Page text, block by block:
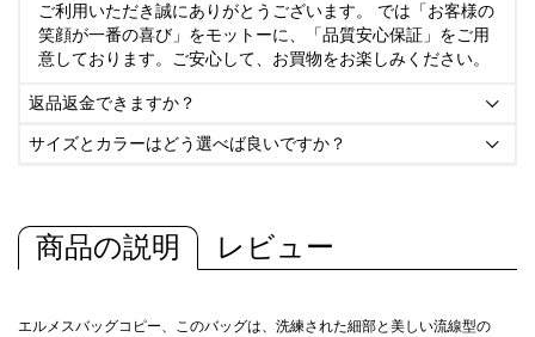
ご利用いただき誠にありがとうございます。 では「お客様の
笑顔が一番の喜び」をモットーに、「品質安心保証」をご用
意しております。ご安心して、お買物をお楽しみください。
返品返金できますか？ 
サイズとカラーはどう選べば良いですか？ 
商品の説明 レビュー
エルメスバッグコピー、このバッグは、洗練された細部と美しい流線型の